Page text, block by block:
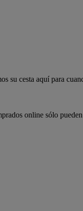
su cesta aquí para
online sólo